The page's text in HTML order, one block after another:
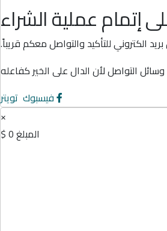
إتمام عملية الشراء
الكتروني للتأكيد والتواصل معكم قريباً.
التواصل لأن الدال على الخير كفاعله
فيسبوك تويتر
×
المبلغ0 $